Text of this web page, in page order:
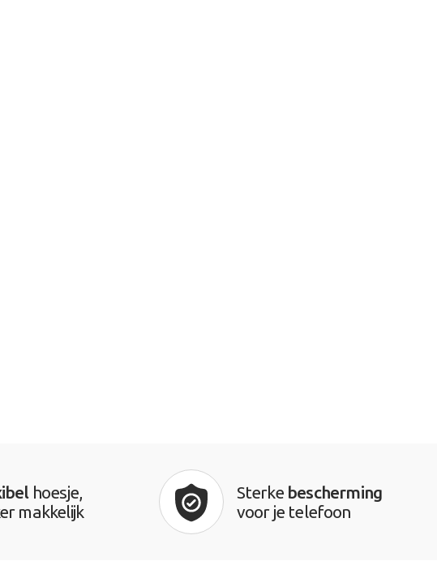
hoesje,
makkelijk
Sterke bescherming
voor je telefoon